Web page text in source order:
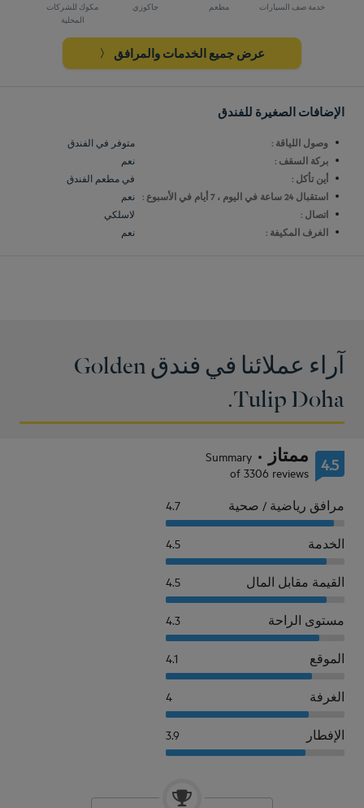
خدمة صف السيارات مطعم جاكوزي
مكوك للشركات
المحلية
عرض جميع الخدمات والمرافق
الإضافات الصغيرة للفندق
وصول اللياقة :
متوفر في الفندق
بركة السقف :
نعم
أين تأكل :
في مطعم الفندق
استقبال 24 ساعة في اليوم ، 7 أيام في الأسبوع :
نعم
اتصال :
لاسلكي
الغرف المكيفة :
نعم
آراء عملائنا في فندق Golden
Tulip Doha.
4.5 ممتاز
Summary
of 3306 reviews
مرافق رياضية / صحية 4.7
الخدمة 4.5
القيمة مقابل المال 4.5
مستوى الراحة 4.3
الموقع 4.1
الغرفة 4
الإفطار 3.9